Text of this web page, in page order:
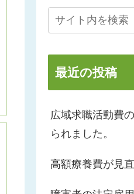
最近の投稿
広域求職活動費
られました。
高額療養費が見